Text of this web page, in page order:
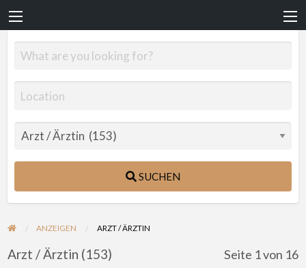
SUCHEN
ANZEIGEN ARZT / ÄRZTIN
Arzt / Ärztin (153) Seite 1 von 16